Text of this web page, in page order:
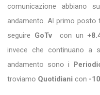
comunicazione abbiano
andamento. Al primo posto
seguire GoTv con un
invece che continuano a
andamento sono i
troviamo Quotidiani con -